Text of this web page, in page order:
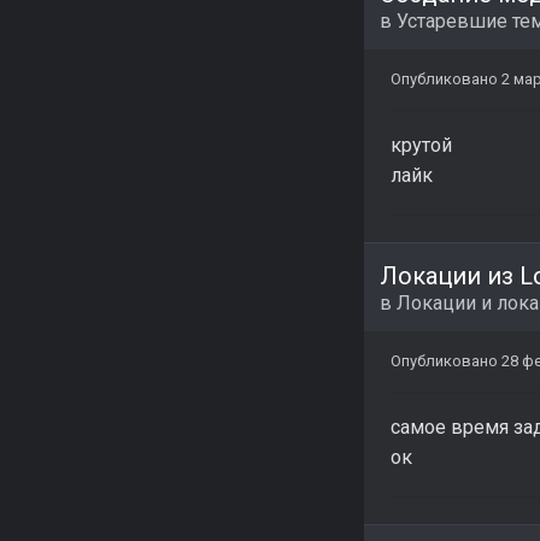
в Устаревшие
Опубликовано 2
крутой
лайк
Локации из
в Локации и
Опубликовано 28
самое время
ок